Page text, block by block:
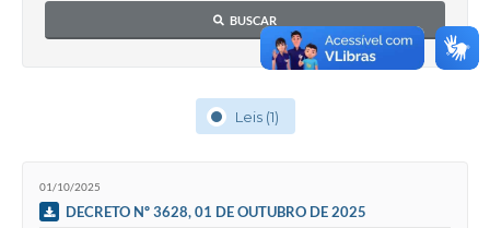
BUSCAR
Leis (1)
01/10/2025
DECRETO Nº 3628, 01 DE OUTUBRO DE 2025